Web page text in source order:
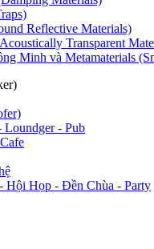
Reflective Materials)
Transparent
Minh và Metamaterials
- Pub
Hội Họp - Đền Chùa - Party